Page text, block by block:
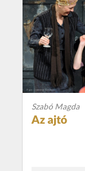
Szabó Magda
Az ajtó